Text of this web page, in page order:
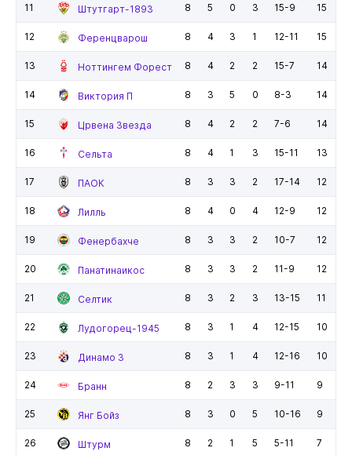
11 Штутгарт-1893 8 5 0 3 15-9 15
12 Ференцварош 8 4 3 1 12-11 15
13 Ноттингем Форест 8 4 2 2 15-7 14
14 Виктория П 8 3 5 0 8-3 14
15 Црвена Звезда 8 4 2 2 7-6 14
16 Сельта 8 4 1 3 15-11 13
17 ПАОК 8 3 3 2 17-14 12
18 Лилль 8 4 0 4 12-9 12
19 Фенербахче 8 3 3 2 10-7 12
20 Панатинаикос 8 3 3 2 11-9 12
21 Селтик 8 3 2 3 13-15 11
22 Лудогорец-1945 8 3 1 4 12-15 10
23 Динамо З 8 3 1 4 12-16 10
24 Бранн 8 2 3 3 9-11 9
25 Янг Бойз 8 3 0 5 10-16 9
26 Штурм 8 2 1 5 5-11 7